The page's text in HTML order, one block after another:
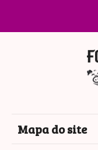
Mapa do site